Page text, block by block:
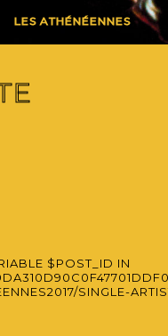
LES ATHÉNÉENNES
ACCUEIL
LES ARTISTES
PROGRAMME
PARTENAIRES
ESPACE PRO
$POST_ID IN
SINGLE-